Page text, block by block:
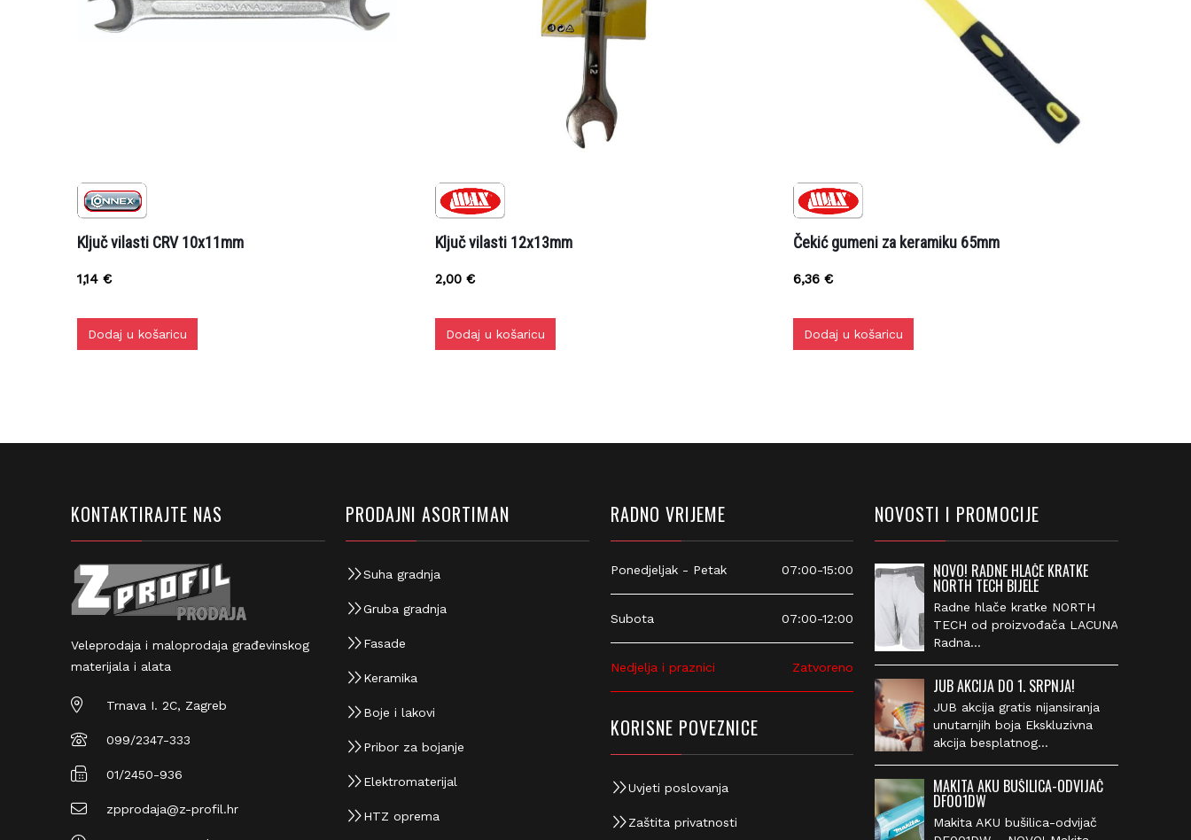
Ključ vilasti CRV 10x11mm
1,14€
Dodaj u košaricu
Ključ vilasti 12x13mm
2,00€
Dodaj u košaricu
Čekić gumeni za keramiku 65mm
6,36€
Dodaj u košaricu
KONTAKTIRAJTE NAS
Veleprodaja i maloprodaja građevinskog
materijala i alata
Trnava I. 2C, Zagreb
099/2347-333
01/2450-936
zpprodaja@z-profil.hr
PRODAJNI ASORTIMAN
Suha gradnja
Gruba gradnja
Fasade
Keramika
Boje i lakovi
Pribor za bojanje
Elektromaterijal
HTZ oprema
RADNO VRIJEME
Ponedjeljak - Petak 07:00-15:00
Subota 07:00-12:00
Nedjelja i praznici Zatvoreno
KORISNE POVEZNICE
Uvjeti poslovanja
Zaštita privatnosti
NOVOSTI I PROMOCIJE
NOVO! RADNE HLAČE KRATKE
NORTH TECH BIJELE
Radne hlače kratke NORTH
TECH od proizvođača
LACUNA Radna…
JUB AKCIJA DO 1. SRPNJA!
JUB akcija gratis nijansiranja
unutarnjih boja Ekskluzivna
akcija besplatnog…
MAKITA AKU BUŠILICA-ODVIJAČ
DF001DW
Makita AKU bušilica-odvijač
Rezerviraj dostavu
zpprodaja@z-profil.hrili099/2347-333